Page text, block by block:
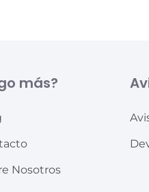
más?
Nosotros